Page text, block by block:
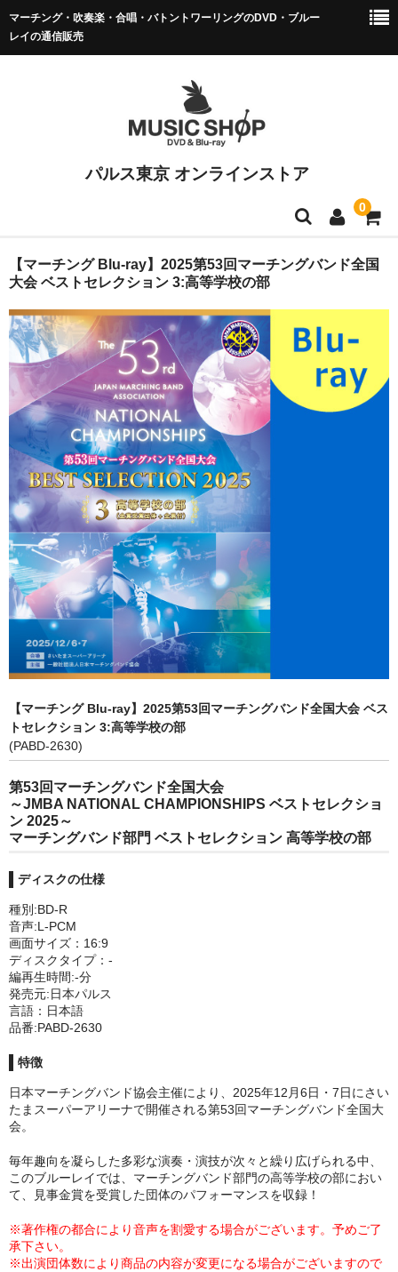
マーチング・吹奏楽・合唱・バトントワーリングのDVD・ブルー
レイの通信販売
パルス東京 オンラインストア
0
マーチング DVD/BD
小学校バンドフェス
マーチング全国大会
マーチンググランプリ
有名マーチングバンド特集
マーチング指導法
吹奏楽 DVD/BD
指導・クリニック DVD/BD
バトン・フリー音源 CD/DVD
書籍・楽譜
カスタム商品
【マーチング Blu-ray】2025第53回マーチングバンド全国
大会 ベストセレクション 3:高等学校の部
【マーチング Blu-ray】2025第53回マーチングバンド全国大会 ベス
トセレクション 3:高等学校の部
(PABD-2630)
第53回マーチングバンド全国大会
～JMBA NATIONAL CHAMPIONSHIPS ベストセレクショ
ン 2025～
マーチングバンド部門 ベストセレクション 高等学校の部
ディスクの仕様
種別:BD-R
音声:L-PCM
画面サイズ：16:9
ディスクタイプ：-
編再生時間:-分
発売元:日本パルス
言語：日本語
品番:PABD-2630
特徴
日本マーチングバンド協会主催により、2025年12月6日・7日にさい
たまスーパーアリーナで開催される第53回マーチングバンド全国大
会。
毎年趣向を凝らした多彩な演奏・演技が次々と繰り広げられる中、
このブルーレイでは、マーチングバンド部門の高等学校の部におい
て、見事金賞を受賞した団体のパフォーマンスを収録！
※著作権の都合により音声を割愛する場合がございます。予めご了
承下さい。
※出演団体数により商品の内容が変更になる場合がございますので